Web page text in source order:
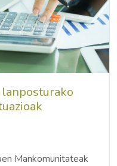
Mankomunitateak